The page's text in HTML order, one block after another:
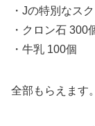
・Jの特別なス
・クロン石 300
・牛乳 100個
全部もらえます。